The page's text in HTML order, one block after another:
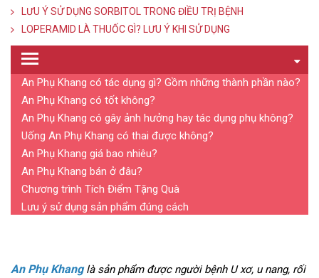
LƯU Ý SỬ DỤNG SORBITOL TRONG ĐIỀU TRỊ BỆNH
LOPERAMID LÀ THUỐC GÌ? LƯU Ý KHI SỬ DỤNG
An Phụ Khang có tác dụng gì? Gồm những thành phần nào?
An Phụ Khang có tốt không?
An Phụ Khang có gây ảnh hưởng hay tác dụng phụ không?
Uống An Phụ Khang có thai được không?
An Phụ Khang giá bao nhiêu?
An Phụ Khang bán ở đâu?
Chương trình Tích Điểm Tặng Quà
Lưu ý sử dụng sản phẩm đúng cách
An Phụ Khanglà sản phẩm được người bệnh U xơ, u nang, rối